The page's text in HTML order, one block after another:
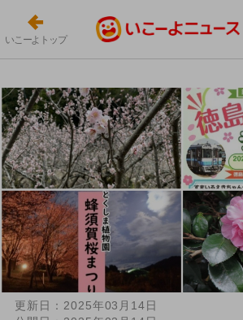
いこーよトップ
更新日： 2025年03月14日